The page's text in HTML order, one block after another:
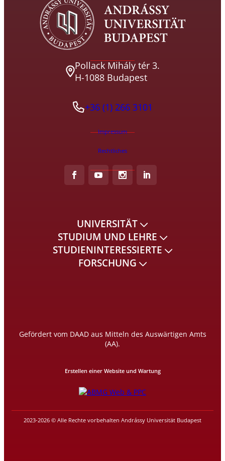
Pollack Mihály tér 3.
H-1088 Budapest
+36 (1) 266 3101
Impressum
Rechtliches
UNIVERSITÄT
STUDIUM UND LEHRE
STUDIENINTERESSIERTE
FORSCHUNG
Gefördert vom DAAD aus Mitteln des Auswärtigen Amts
(AA).
2023-2026 © Alle Rechte vorbehalten Andrássy Universität Budapest
Erstellen einer Website und Wartung